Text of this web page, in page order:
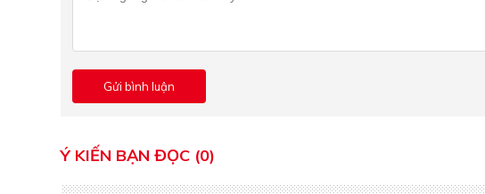
Ý KIẾN BẠN ĐỌC (0)